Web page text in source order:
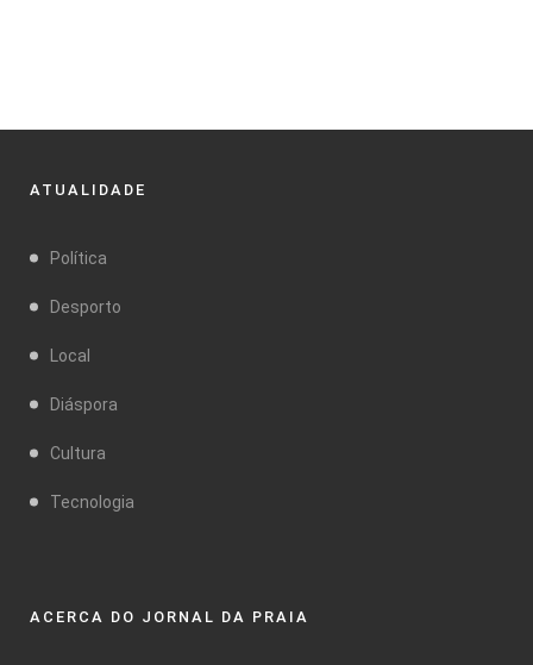
ATUALIDADE
Política
Desporto
Local
Diáspora
Cultura
Tecnologia
ACERCA DO JORNAL DA PRAIA